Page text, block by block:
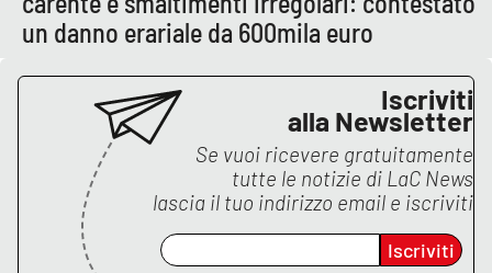
Food
NETWORK
Lacplay.it
un danno erariale da 600mila euro
Iscriviti
alla Newsletter
Se vuoi ricevere gratuitamente
tutte le notizie di LaC News
lascia il tuo indirizzo email e iscriviti
Iscriviti